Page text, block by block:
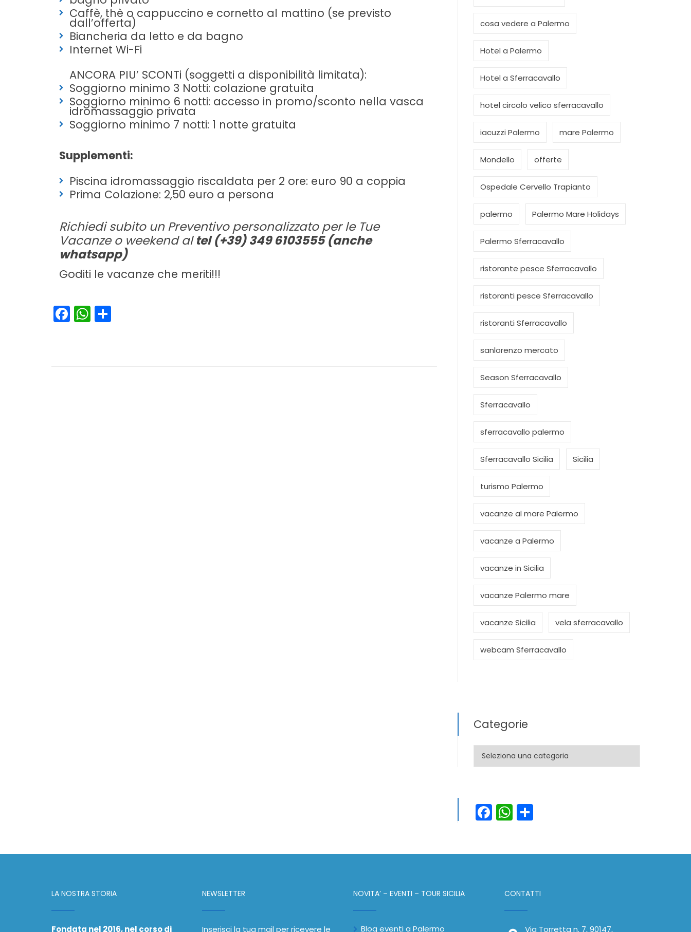
Caffè, thè o cappuccino e cornetto al mattino (se previsto
dall’offerta)
Biancheria da letto e da bagno
Internet Wi-Fi
ANCORA PIU’ SCONTi (soggetti a disponibilità limitata):
Soggiorno minimo 3 Notti: colazione gratuita
Soggiorno minimo 6 notti: accesso in promo/sconto nella vasca
idromassaggio privata
Soggiorno minimo 7 notti: 1 notte gratuita
Supplementi:
Piscina idromassaggio riscaldata per 2 ore: euro 90 a coppia
Prima Colazione: 2,50 euro a persona
Richiedi subito un Preventivo personalizzato per le Tue
Vacanze o weekend altel (+39) 349 6103555 (anche
whatsapp)
Goditi le vacanze che meriti!!!
Facebook
WhatsApp
Condividi
cosa vedere a Palermo
Hotel a Palermo
Hotel a Sferracavallo
hotel circolo velico sferracavallo
iacuzzi Palermo mare Palermo
Mondello offerte
Ospedale Cervello Trapianto
palermo Palermo Mare Holidays
Palermo Sferracavallo
ristorante pesce Sferracavallo
ristoranti pesce Sferracavallo
ristoranti Sferracavallo
sanlorenzo mercato
Season Sferracavallo
Sferracavallo
sferracavallo palermo
Sferracavallo Sicilia Sicilia
turismo Palermo
vacanze al mare Palermo
vacanze a Palermo
vacanze in Sicilia
vacanze Palermo mare
vacanze Sicilia vela sferracavallo
webcam Sferracavallo
Categorie
Categorie
Facebook
WhatsApp
Condividi
LA NOSTRA STORIA
Fondata nel 2016, nel corso di
NEWSLETTER
Inserisci la tua mail per ricevere le
NOVITA’ – EVENTI – TOUR SICILIA
Blog eventi a Palermo
CONTATTI
Via Torretta n. 7, 90147,